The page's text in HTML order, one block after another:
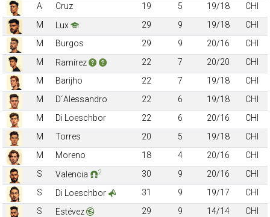
A
Cruz 19 5 19/18
CHI
M
Lux 29 9 19/18
CHI
M
Burgos 29 9 20/16
CHI
M
Ramírez 22 7 20/20
CHI
M
Barijho 22 7 19/18
CHI
M
D´Alessandro 22 6 19/18
CHI
M
Di Loeschbor 22 6 20/16
CHI
M
Torres 20 5 19/18
CHI
M
Moreno 18 4 20/16
CHI
S
Valencia 2 30 9 20/16
CHI
S
Di Loeschbor 31 9 19/17
CHI
S
Estévez 29 9 14/14
CHI